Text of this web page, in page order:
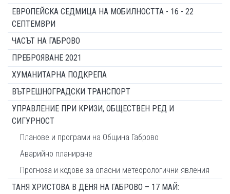
ЕВРОПЕЙСКА СЕДМИЦА НА МОБИЛНОСТТА - 16 - 22
СЕПТЕМВРИ
ЧАСЪТ НА ГАБРОВО
ПРЕБРОЯВАНЕ 2021
ХУМАНИТАРНА ПОДКРЕПА
ВЪТРЕШНОГРАДСКИ ТРАНСПОРТ
УПРАВЛЕНИЕ ПРИ КРИЗИ, ОБЩЕСТВЕН РЕД И
СИГУРНОСТ
Планове и програми на Община Габрово
Аварийно планиране
Прогноза и кодове за опасни метеорологични явления
ТАНЯ ХРИСТОВА В ДЕНЯ НА ГАБРОВО – 17 МАЙ: